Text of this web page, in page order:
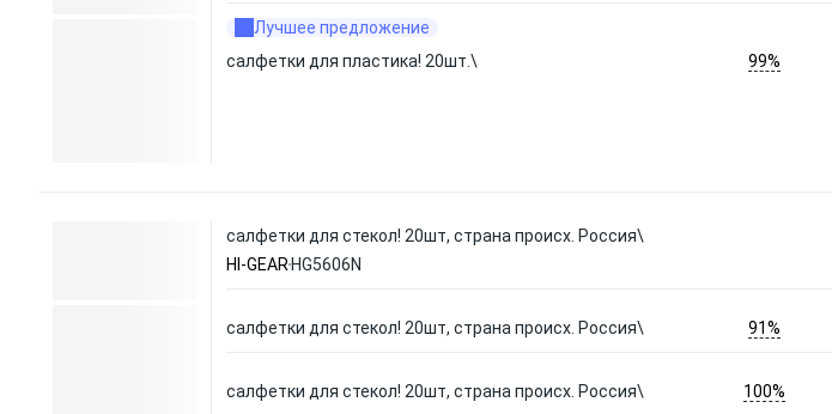
Лучшее предложение
салфетки для пластика! 20шт.\
99%
салфетки для стекол! 20шт, страна происх. Россия\
HI-GEAR HG5606N
салфетки для стекол! 20шт, страна происх. Россия\ 91%
салфетки для стекол! 20шт, страна происх. Россия\ 100%